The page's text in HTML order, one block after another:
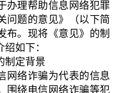
办理帮助信息网络犯罪
问题的意见》（以下简
布。现将《意见》的制
如下：
定背景
络诈骗为代表的信息
围绕电信网络诈骗等犯